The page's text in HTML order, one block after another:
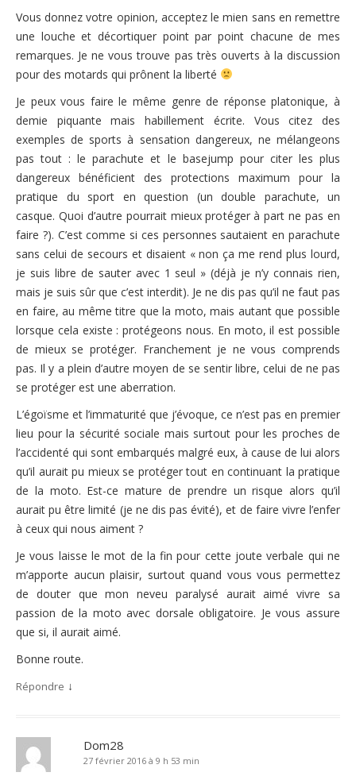
Vous donnez votre opinion, acceptez le mien sans en remettre
une louche et décortiquer point par point chacune de mes
remarques. Je ne vous trouve pas très ouverts à la discussion
pour des motards qui prônent la liberté
Je peux vous faire le même genre de réponse platonique, à
demie piquante mais habillement écrite. Vous citez des
exemples de sports à sensation dangereux, ne mélangeons
pas tout : le parachute et le basejump pour citer les plus
dangereux bénéficient des protections maximum pour la
pratique du sport en question (un double parachute, un
casque. Quoi d’autre pourrait mieux protéger à part ne pas en
faire ?). C’est comme si ces personnes sautaient en parachute
sans celui de secours et disaient « non ça me rend plus lourd,
je suis libre de sauter avec 1 seul » (déjà je n’y connais rien,
mais je suis sûr que c’est interdit). Je ne dis pas qu’il ne faut pas
en faire, au même titre que la moto, mais autant que possible
lorsque cela existe : protégeons nous. En moto, il est possible
de mieux se protéger. Franchement je ne vous comprends
pas. Il y a plein d’autre moyen de se sentir libre, celui de ne pas
se protéger est une aberration.
L’égoïsme et l’immaturité que j’évoque, ce n’est pas en premier
lieu pour la sécurité sociale mais surtout pour les proches de
l’accidenté qui sont embarqués malgré eux, à cause de lui alors
qu’il aurait pu mieux se protéger tout en continuant la pratique
de la moto. Est-ce mature de prendre un risque alors qu’il
aurait pu être limité (je ne dis pas évité), et de faire vivre l’enfer
à ceux qui nous aiment ?
Je vous laisse le mot de la fin pour cette joute verbale qui ne
m’apporte aucun plaisir, surtout quand vous vous permettez
de douter que mon neveu paralysé aurait aimé vivre sa
passion de la moto avec dorsale obligatoire. Je vous assure
que si, il aurait aimé.
Bonne route.
Répondre ↓
Dom28
27 février 2016 à 9 h 53 min